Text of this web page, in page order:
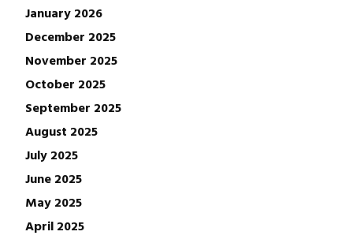
January 2026
December 2025
November 2025
October 2025
September 2025
August 2025
July 2025
June 2025
May 2025
April 2025